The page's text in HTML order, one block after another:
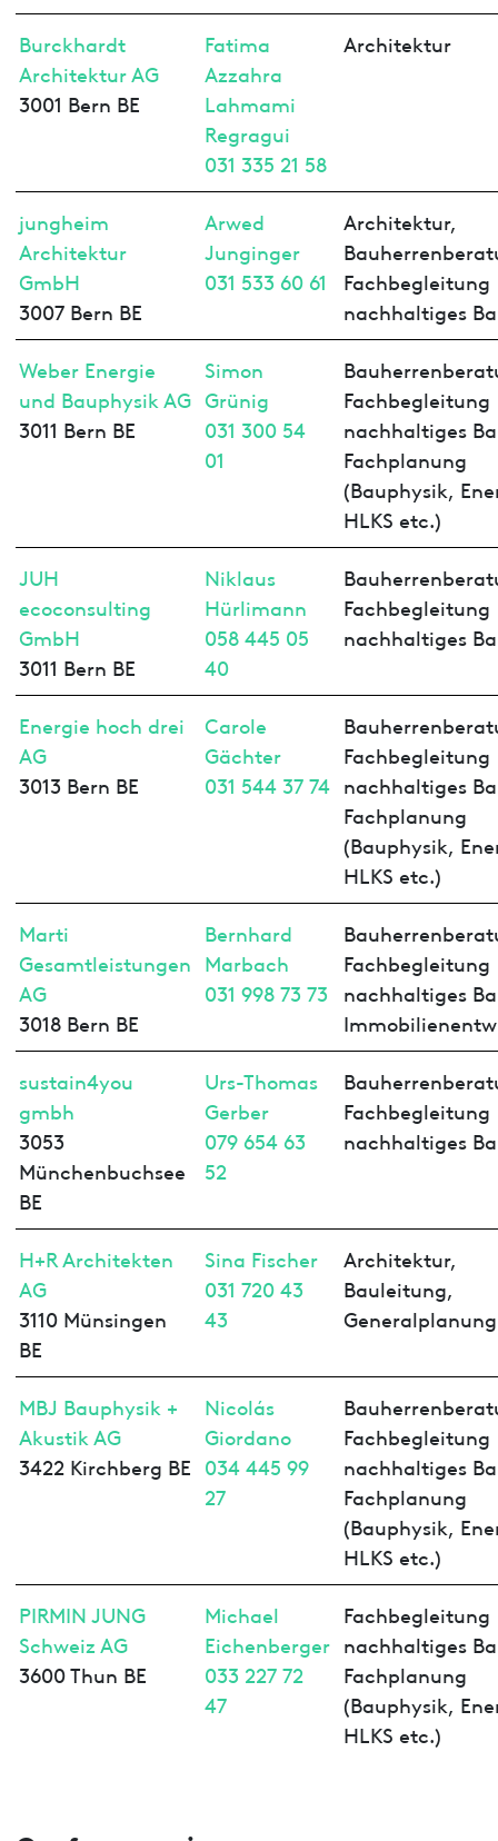
Burckhardt
Architektur AG
3001 Bern BE
Fatima
Azzahra
Lahmami
Regragui
031 335 21 58
Architektur
jungheim
Architektur
GmbH
3007 Bern BE
Arwed
Junginger
031 533 60 61
Architektur,
Fachbegleitung
nachhaltiges
Weber Energie
und Bauphysik AG
3011 Bern BE
Simon
Grünig
031 300 54
01
Fachbegleitung
nachhaltiges
Fachplanung
(Bauphysik,
HLKS etc.)
JUH
ecoconsulting
GmbH
3011 Bern BE
Niklaus
Hürlimann
058 445 05
40
Fachbegleitung
nachhaltiges
Energie hoch drei
AG
3013 Bern BE
Carole
Gächter
031 544 37 74
Fachbegleitung
nachhaltiges
Fachplanung
(Bauphysik,
HLKS etc.)
Marti
Gesamtleistungen
AG
3018 Bern BE
Bernhard
Marbach
031 998 73 73
Fachbegleitung
nachhaltiges
sustain4you
gmbh
3053
Münchenbuchsee
BE
Urs-Thomas
Gerber
079 654 63
52
Fachbegleitung
nachhaltiges
H+R Architekten
AG
3110 Münsingen
BE
Sina Fischer
031 720 43
43
Architektur,
Bauleitung,
Generalplanung
MBJ Bauphysik +
Akustik AG
3422 Kirchberg BE
Nicolás
Giordano
034 445 99
27
Fachbegleitung
nachhaltiges
Fachplanung
(Bauphysik,
HLKS etc.)
PIRMIN JUNG
Schweiz AG
3600 Thun BE
Michael
Eichenberger
033 227 72
47
Fachbegleitung
nachhaltiges
Fachplanung
(Bauphysik,
HLKS etc.)